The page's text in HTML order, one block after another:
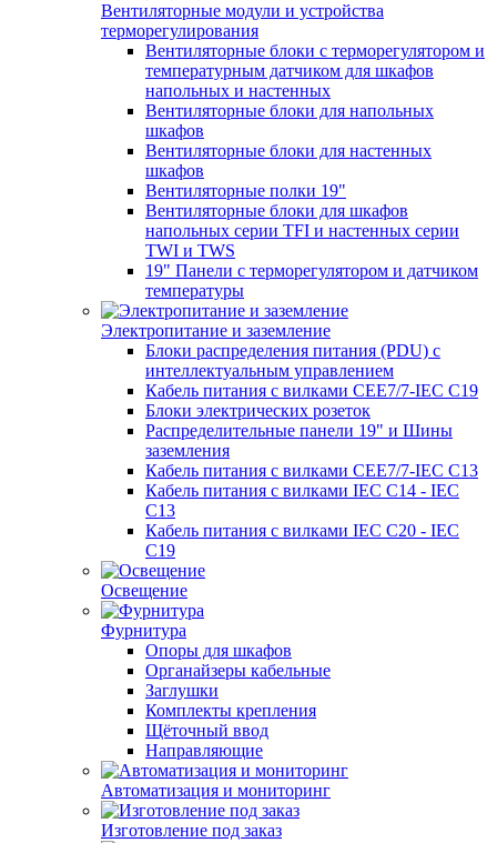
Вентиляторные модули и устройства
терморегулирования
Вентиляторные блоки с терморегулятором и
температурным датчиком для шкафов
напольных и настенных
Вентиляторные блоки для напольных
шкафов
Вентиляторные блоки для настенных
шкафов
Вентиляторные полки 19"
Вентиляторные блоки для шкафов
напольных серии TFI и настенных серии
TWI и TWS
19" Панели с терморегулятором и датчиком
температуры
Электропитание и заземление
Блоки распределения питания (PDU) с
интеллектуальным управлением
Кабель питания с вилками CEE7/7-IEC C19
Блоки электрических розеток
Распределительные панели 19" и Шины
заземления
Кабель питания с вилками CEE7/7-IEC C13
Кабель питания с вилками IEC C14 - IEC
C13
Кабель питания с вилками IEC C20 - IEC
C19
Освещение
Фурнитура
Опоры для шкафов
Органайзеры кабельные
Заглушки
Комплекты крепления
Щёточный ввод
Направляющие
Автоматизация и мониторинг
Изготовление под заказ